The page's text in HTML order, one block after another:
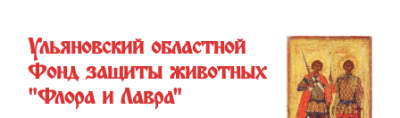
Ульяновский областной
Фонд защиты животных
"Флора и Лавра"